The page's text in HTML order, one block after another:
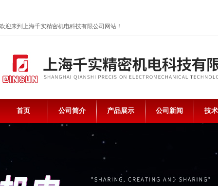
欢迎来到上海千实精密机电科技有限公司网站！
首页 公司简介 产品展示 公司新闻 技